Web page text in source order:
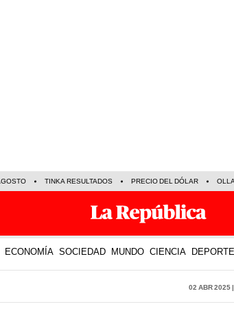
TINKA RESULTADOS PRECIO DEL DÓLAR
ECONOMÍA SOCIEDAD MUNDO CIENCIA
02 Abr 2025